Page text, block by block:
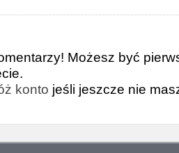
Możesz być
konto jeśli jeszcze nie